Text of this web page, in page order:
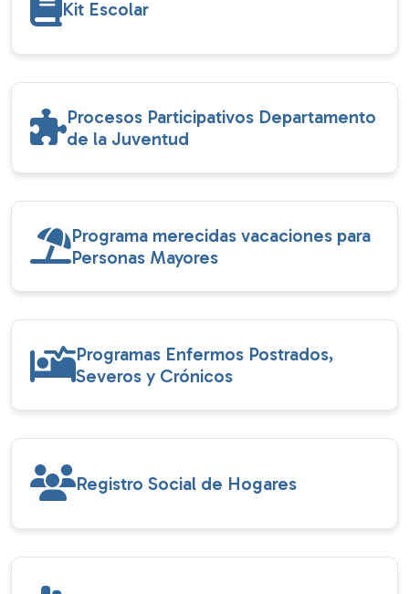
Kit Escolar
Procesos Participativos Departamento
de la Juventud
Programa merecidas vacaciones para
Personas Mayores
Programas Enfermos Postrados,
Severos y Crónicos
Registro Social de Hogares